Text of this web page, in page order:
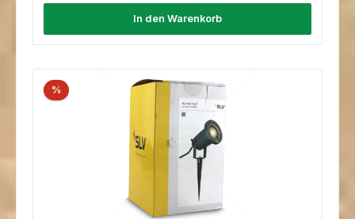
In den Warenkorb
%